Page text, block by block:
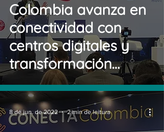
Colombia avanza en
conectividad con
centros digitales y
transformación
tecnológica: Ministra
TIC
8 de jun. de 2022 2 min de leitura